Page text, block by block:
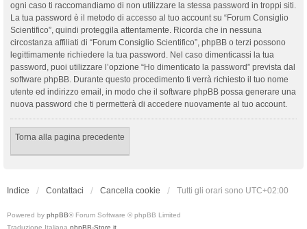
ogni caso ti raccomandiamo di non utilizzare la stessa password in troppi siti.
La tua password è il metodo di accesso al tuo account su “Forum Consiglio
Scientifico”, quindi proteggila attentamente. Ricorda che in nessuna
circostanza affiliati di “Forum Consiglio Scientifico”, phpBB o terzi possono
legittimamente richiedere la tua password. Nel caso dimenticassi la tua
password, puoi utilizzare l’opzione “Ho dimenticato la password” prevista dal
software phpBB. Durante questo procedimento ti verrà richiesto il tuo nome
utente ed indirizzo email, in modo che il software phpBB possa generare una
nuova password che ti permetterà di accedere nuovamente al tuo account.
Torna alla pagina precedente
Indice Contattaci Cancella cookie Tutti gli orari sono UTC+02:00
Powered by phpBB® Forum Software © phpBB Limited
Traduzione Italiana phpBB-Store.it